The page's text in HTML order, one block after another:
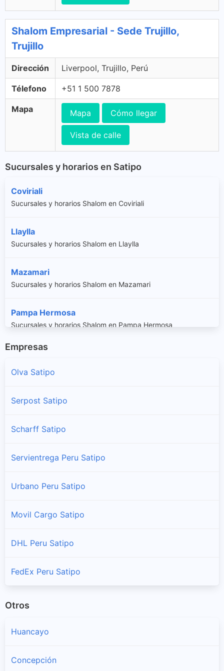
Shalom Empresarial - Sede Trujillo,
Trujillo
Dirección Liverpool, Trujillo, Perú
Télefono +51 1 500 7878
Mapa Mapa Cómo llegar
Vista de calle
Sucursales y horarios en Satipo
Coviriali
Sucursales y horarios Shalom en Coviriali
Llaylla
Sucursales y horarios Shalom en Llaylla
Mazamari
Sucursales y horarios Shalom en Mazamari
Pampa Hermosa
Sucursales y horarios Shalom en Pampa Hermosa
Pangoa
Sucursales y horarios Shalom en Rio Negro
Rio Tambo
Sucursales y horarios Shalom en Satipo
Empresas
Olva Satipo
Serpost Satipo
Scharff Satipo
Servientrega Peru Satipo
Urbano Peru Satipo
Movil Cargo Satipo
DHL Peru Satipo
FedEx Peru Satipo
Otros
Huancayo
Concepción